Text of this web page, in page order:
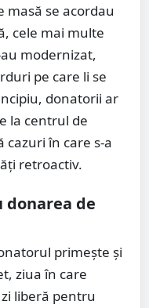
masă se acordau
cele mai multe
modernizat,
pe care li se
donatorii ar
la centrul de
cazuri în care s-a
retroactiv.
donarea de
primeşte şi
ziua în care
liberă pentru